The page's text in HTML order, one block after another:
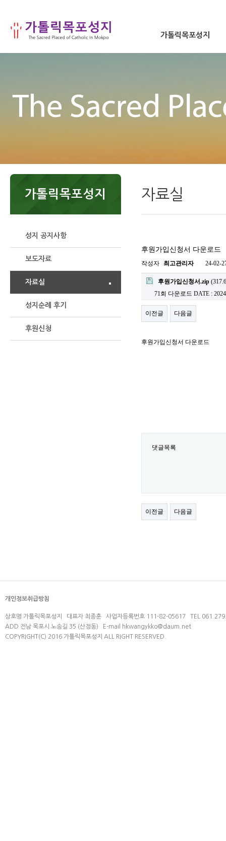
가톨릭목포성지
가톨릭목포성지
Cafe
성지 공지사항
보도자료
자료실
성지순례 후기
후원신청
자료실
후원가입신청서 다운로드
작성자 최고관리자 24-02-
후원가입신청서.zip
71회 다운로드 DATE :
이전글 다음글
후원가입신청서 다운로드
댓글목록
이전글 다음글
개인정보취급방침
상호명 가톨릭목포성지 대표자 최종훈 사업자등록번호 111-82-05617 TEL
ADD 전남 목포시 노송길 35 (산정동) E-mail
hkwangykko@daum.net
COPYRIGHT(C) 2016 가톨릭목포성지 ALL RIGHT RESERVED.